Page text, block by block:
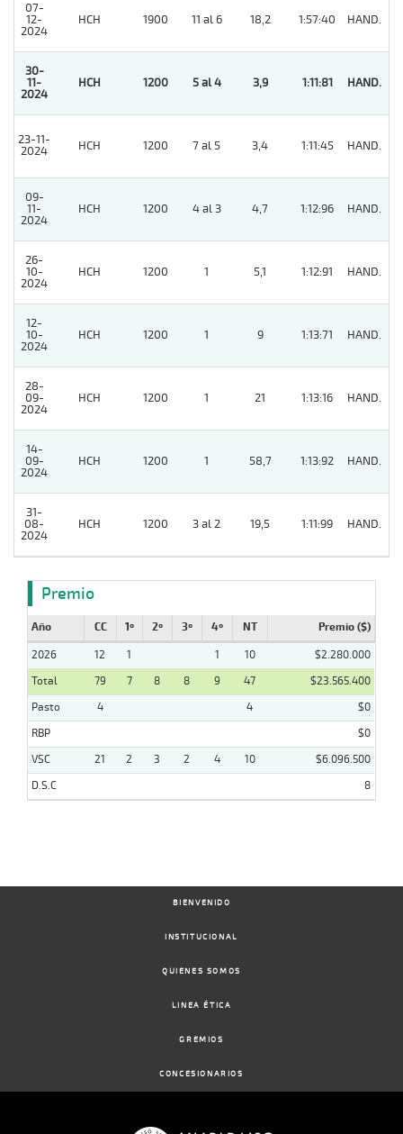
07-
12-
2024
HCH 1900 11 al 6 18,2 1:57:40 HAND.
30-
11-
2024
HCH 1200 5 al 4 3,9 1:11:81 HAND.
23-11-
2024
HCH 1200 7 al 5 3,4 1:11:45 HAND.
09-
11-
2024
HCH 1200 4 al 3 4,7 1:12:96 HAND.
26-
10-
2024
HCH 1200 1 5,1 1:12:91 HAND.
12-
10-
2024
HCH 1200 1 9 1:13:71 HAND.
28-
09-
2024
HCH 1200 1 21 1:13:16 HAND.
14-
09-
2024
HCH 1200 1 58,7 1:13:92 HAND.
31-
08-
2024
HCH 1200 3 al 2 19,5 1:11:99 HAND.
Premio
Año CC 1º 2º 3º 4º NT Premio ($)
2026 12 1 1 10
$2.280.000
Total
79 7 8 8 9 47
$23.565.400
Pasto
4 4
$0
RBP
$0
VSC
21 2 3 2 4 10
$6.096.500
D.S.C
8
BIENVENIDO
INSTITUCIONAL
QUIENES SOMOS
LINEA ÉTICA
GREMIOS
CONCESIONARIOS